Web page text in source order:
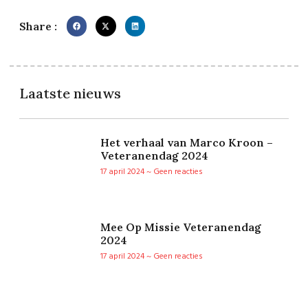
Share :
Laatste nieuws
Het verhaal van Marco Kroon –
Veteranendag 2024
17 april 2024
Geen reacties
Mee Op Missie Veteranendag
2024
17 april 2024
Geen reacties